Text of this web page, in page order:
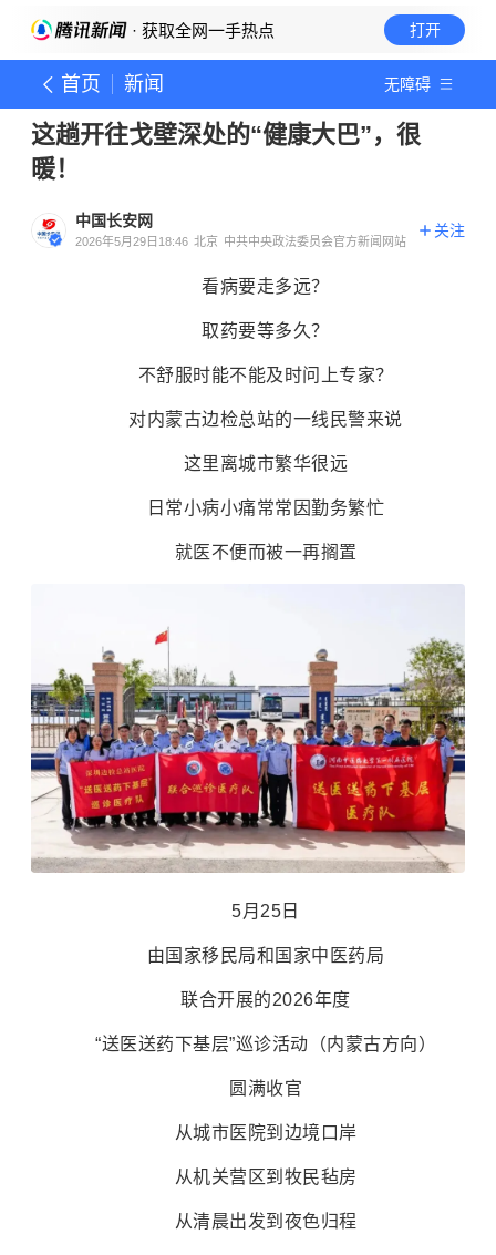
· 获取全网一手热点 打开
首页 新闻 无障碍
这趟开往戈壁深处的“健康大巴”，很
暖！
中国长安网
2026年5月29日18:46 北京 中共中央政法委员会官方新闻网站
关注
看病要走多远？
取药要等多久？
不舒服时能不能及时问上专家？
对内蒙古边检总站的一线民警来说
这里离城市繁华很远
日常小病小痛常常因勤务繁忙
就医不便而被一再搁置
5月25日
由国家移民局和国家中医药局
联合开展的2026年度
“送医送药下基层”巡诊活动（内蒙古方向）
圆满收官
从城市医院到边境口岸
从机关营区到牧民毡房
从清晨出发到夜色归程